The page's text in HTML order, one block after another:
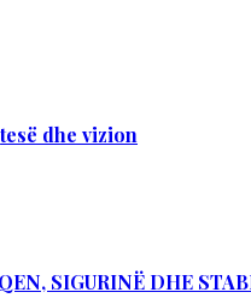
dhe vizion
SIGURINË DHE